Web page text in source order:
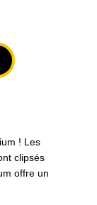
! Les
clipsés
offre un